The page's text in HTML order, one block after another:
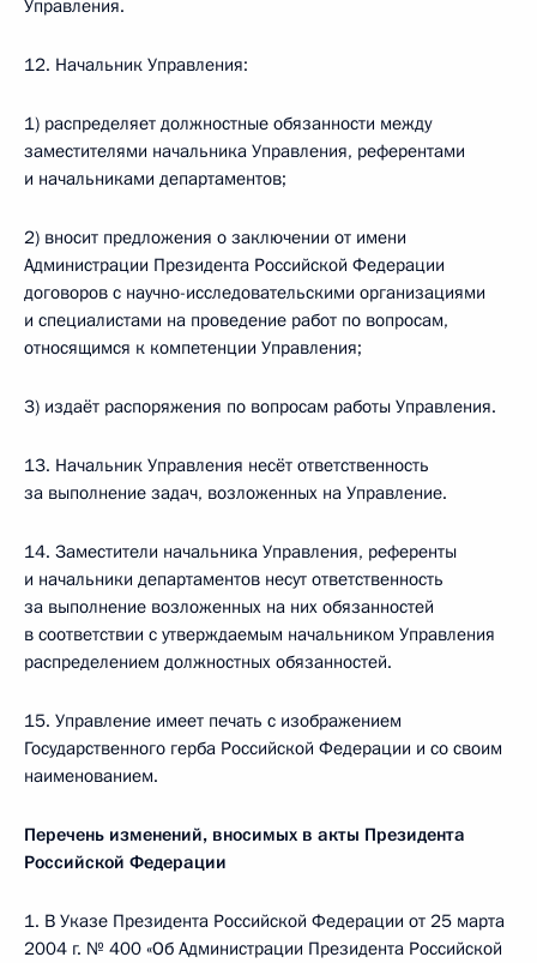
Управления.
12. Начальник Управления:
1) распределяет должностные обязанности между
заместителями начальника Управления, референтами
и начальниками департаментов;
2) вносит предложения о заключении от имени
Администрации Президента Российской Федерации
договоров с научно-исследовательскими организациями
и специалистами на проведение работ по вопросам,
относящимся к компетенции Управления;
3) издаёт распоряжения по вопросам работы Управления.
13. Начальник Управления несёт ответственность
за выполнение задач, возложенных на Управление.
14. Заместители начальника Управления, референты
и начальники департаментов несут ответственность
за выполнение возложенных на них обязанностей
в соответствии с утверждаемым начальником Управления
распределением должностных обязанностей.
15. Управление имеет печать с изображением
Государственного герба Российской Федерации и со своим
наименованием.
Перечень изменений, вносимых в акты Президента
Российской Федерации
1. В Указе Президента Российской Федерации от 25 марта
2004 г. № 400 «Об Администрации Президента Российской